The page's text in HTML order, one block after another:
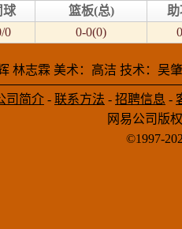
球 篮板(总) 助
0 0-0(0) 0
林志霖 美术：高洁 技术：吴
司简介 - 联系方法 - 招聘信息 -
网易公司版
©1997-